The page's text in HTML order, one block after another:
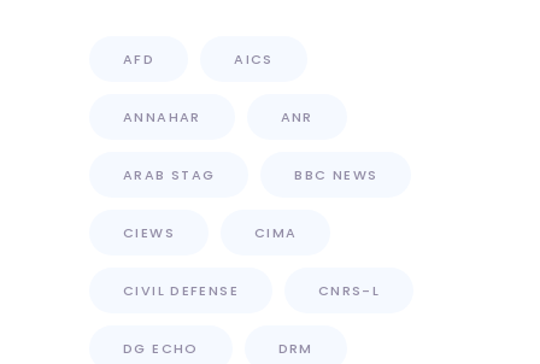
AFD AICS
ANNAHAR ANR
ARAB STAG BBC NEWS
CIEWS CIMA
CIVIL DEFENSE CNRS-L
DG ECHO DRM